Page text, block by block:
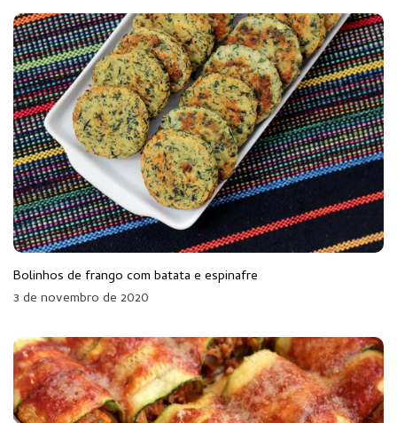
Bolinhos de frango com batata e espinafre
3 de novembro de 2020